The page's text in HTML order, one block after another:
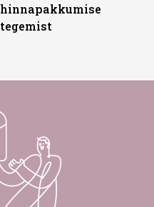
hinnapakkumise
tegemist